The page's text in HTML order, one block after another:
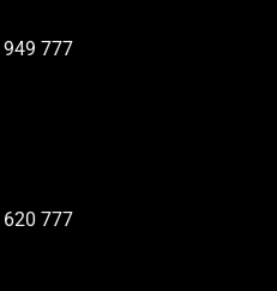
777
777